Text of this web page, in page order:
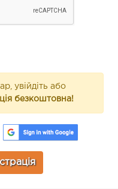
увійдіть або
безкоштовна!